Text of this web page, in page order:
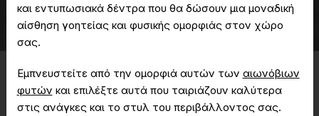
Αρχική Μοναδικά - Αιωνόβια Φυτά Εχίνοπας
και εντυπωσιακά δέντρα που θα δώσουν μια μοναδική
αίσθηση γοητείας και φυσικής ομορφιάς στον χώρο
σας.
Εμπνευστείτε από την ομορφιά αυτών των αιωνόβιων
φυτών και επιλέξτε αυτά που ταιριάζουν καλύτερα
στις ανάγκες και το στυλ του περιβάλλοντος σας.